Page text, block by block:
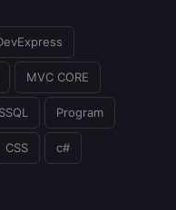
MVC CORE
Program
CSS c#